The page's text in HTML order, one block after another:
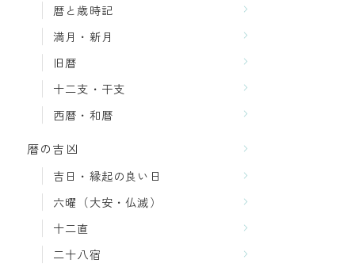
暦と歳時記
満月・新月
旧暦
十二支・干支
西暦・和暦
暦の吉凶
吉日・縁起の良い日
六曜（大安・仏滅）
十二直
二十八宿